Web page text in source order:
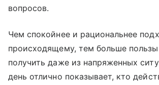
вопросов.
Чем спокойнее и рациональнее
происходящему, тем больше пользы
получить даже из напряженных
день отлично показывает, кто